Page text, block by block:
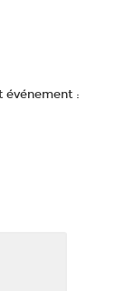
événement :